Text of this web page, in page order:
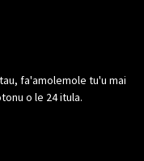
fa'amolemole tu'u mai
o le 24 itula.